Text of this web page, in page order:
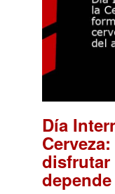
Día
disfrutar